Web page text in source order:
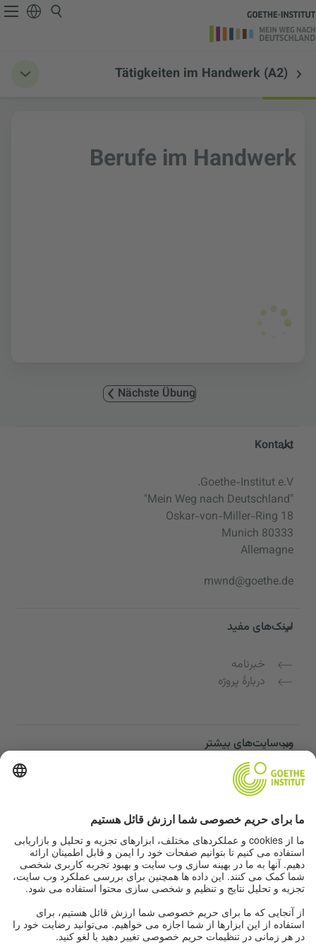
Tätigkeiten im Handwerk (A2)
Berufe im Handwerk
Nächste Übung
Service- und Informationsbereich
Kontakt
Goethe-Institut e.V.
"Mein Weg nach Deutschland"
Oskar-von-Miller-Ring 18
80333 Munich
Allemagne
mwnd@goethe.de
لینک‌های مفید
خبرنامه
دربارهٔ پروژه
وب‌سایت‌های بیشتر
Community “Deutsch für dich”
تمرین زبان آلمانی به صورت رایگان
دوره‌های زبان آلمانی مؤسسه گوته
پورتال معلمان "Deutschstunde"
حریم خصوصی و دسترسی‌پذیری
تنظیمات حریم خصوصی